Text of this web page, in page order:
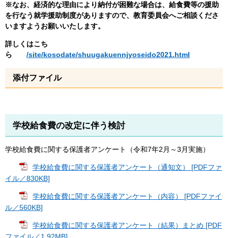
※なお、経済的な理由により納付が困難な場合は、給食費等の援助
を行なう就学援助制度がありますので、教育委員会へご相談くださ
いますようお願いいたします。
詳しくはこち
ら /site/kosodate/shuugakuennjyoseido2021.html
添付ファイル
学校給食費の改定に伴う検討
学校給食費に関する保護者アンケート（令和7年2月～3月実施）
学校給食費に関する保護者アンケート（通知文） [PDFファ
イル／830KB]
学校給食費に関する保護者アンケート（内容） [PDFファイ
ル／560KB]
学校給食費に関する保護者アンケート（結果）まとめ [PDF